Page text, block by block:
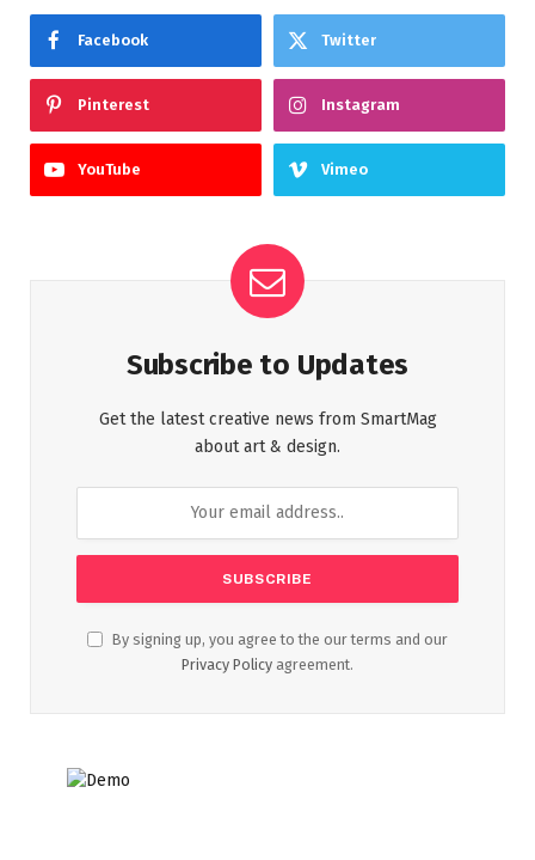
Facebook Twitter
Pinterest Instagram
YouTube Vimeo
Subscribe to Updates
Get the latest creative news from SmartMag
about art & design.
By signing up, you agree to the our terms and our
Privacy Policy agreement.